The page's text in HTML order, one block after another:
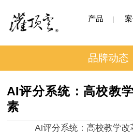
产品
品牌动态
AI评分系统：高校教
素
AI评分系统：高校教学改